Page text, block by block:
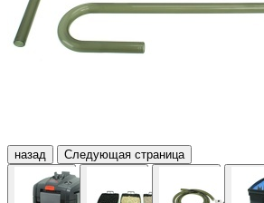
назад Следующая страница